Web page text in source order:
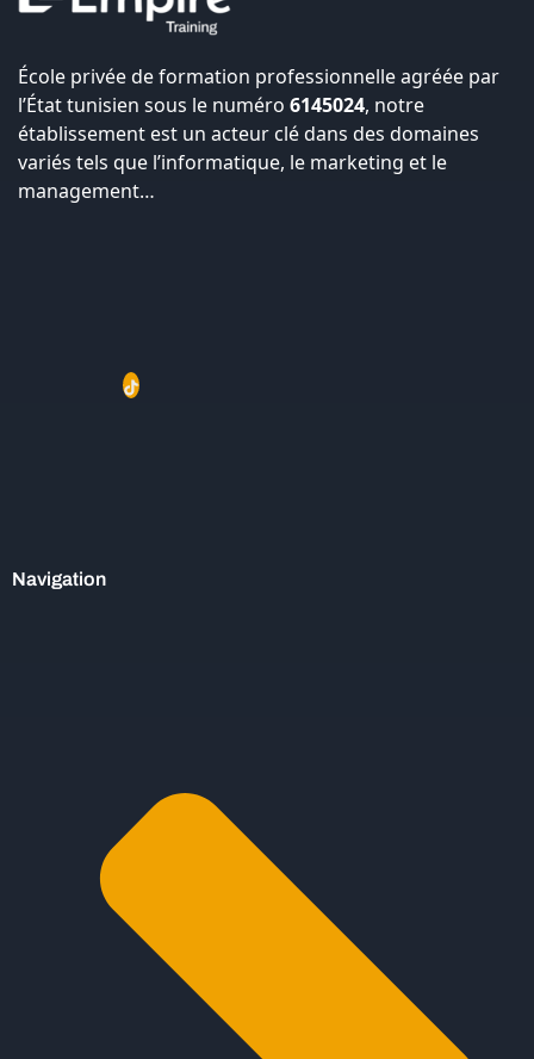
École privée de formation professionnelle agréée par
l’État tunisien sous le numéro 6145024, notre
établissement est un acteur clé dans des domaines
variés tels que l’informatique, le marketing et le
management…
Navigation